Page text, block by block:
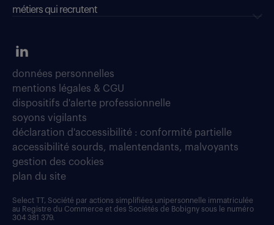
métiers qui recrutent
données personnelles
mentions légales & CGU
dispositifs d'alerte professionnelle
soyons vigilants
déclaration d'accessibilité : conformité partielle
accessibilité sourds, malentendants, malvoyants
gestion des cookies
plan du site
Select TT, Société par actions simplifiées unipersonnelle immatriculée
au Registre du Commerce et des Sociétés de Bobigny sous le numéro
304 381 379.